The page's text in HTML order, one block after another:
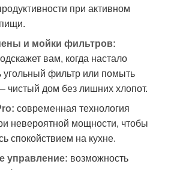
при активном
и мойки фильтров:
вам, когда настало
угольный фильтр или помыть
дом без лишних хлопот.
современная технология
невероятной мощности, чтобы
спокойствием на кухне.
управление: возможность